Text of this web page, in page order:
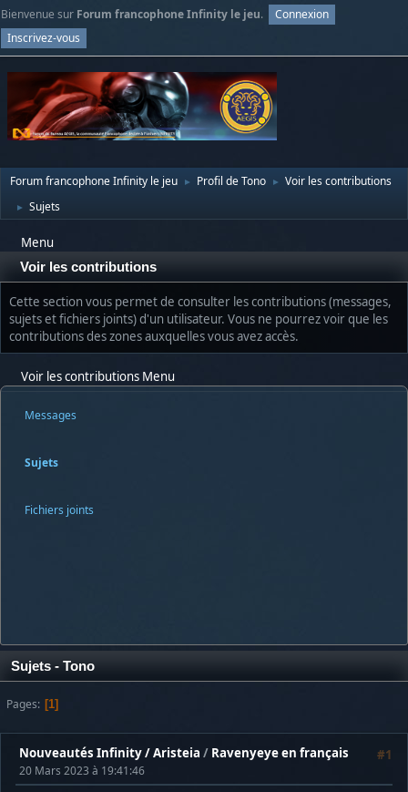
Bienvenue sur Forum francophone Infinity le jeu.
Connexion
Inscrivez-vous
Forum francophone Infinity le jeu ► Profil de Tono ► Voir les contributions
► Sujets
Menu
Voir les contributions
Cette section vous permet de consulter les contributions (messages,
sujets et fichiers joints) d'un utilisateur. Vous ne pourrez voir que les
contributions des zones auxquelles vous avez accès.
Voir les contributions Menu
Messages
Sujets
Fichiers joints
Sujets - Tono
Pages 1
#1
Nouveautés Infinity / Aristeia / Ravenyeye en français
20 Mars 2023 à 19:41:46